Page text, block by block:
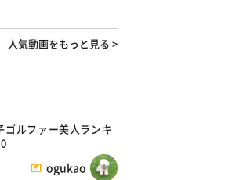
人気動画をもっと見る >
ゴルファー美人ランキ
ogukao